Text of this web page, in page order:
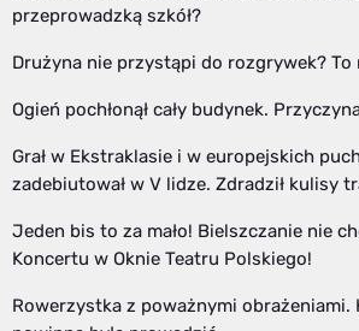
przeprowadzką szkół?
Drużyna nie przystąpi do rozgrywek?
Ogień pochłonął cały budynek.
Grał w Ekstraklasie i w europejskich
zadebiutował w V lidze. Zdradził kulisy
Jeden bis to za mało! Bielszczanie nie
Koncertu w Oknie Teatru Polskiego!
Rowerzystka z poważnymi obrażeniami.